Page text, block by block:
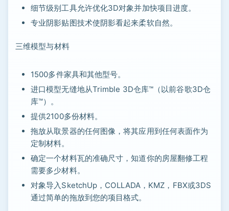
细节级别工具允许优化3D对象并加快项目进度。
专业阴影贴图技术使阴影看起来柔软自然。
三维模型与材料
1500多件家具和其他型号。
进口模型无缝地从Trimble 3D仓库™（以前谷歌3D仓
库™）。
提供2100多份材料。
拖放从取景器的任何图像，将其应用到任何表面作为
定制材料。
确定一个材料瓦的准确尺寸，知道你的房屋翻修工程
需要多少材料。
对象导入SketchUp，COLLADA，KMZ，FBX或3DS
通过简单的拖放到您的项目格式。